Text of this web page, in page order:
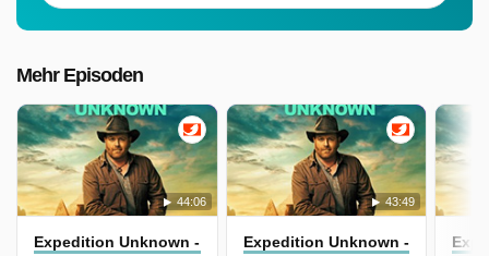
Mehr Episoden
44:06
Expedition Unknown - Mythen Auf Der Spur
43:49
Expedition Unknown - Mythen